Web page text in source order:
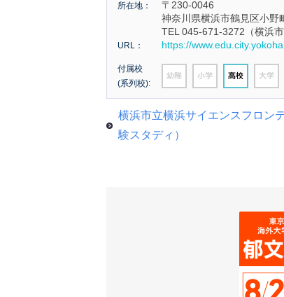
所在地：
〒230-0046
神奈川県横浜市鶴見区小野
TEL 045-671-3272（横浜市
URL： https://
付属校
(系列校):
横浜市立横浜サイエンスフロン
験スタディ）